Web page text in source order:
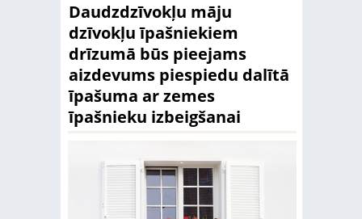
Daudzdzīvokļu māju
dzīvokļu īpašniekiem
drīzumā būs pieejams
aizdevums piespiedu dalītā
īpašuma ar zemes
īpašnieku izbeigšanai